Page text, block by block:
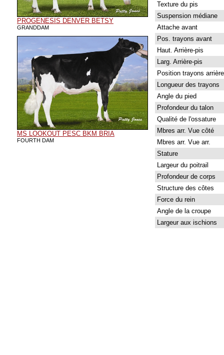
PROGENESIS DENVER BETSY
GRANDDAM
MS LOOKOUT PESC BKM BRIA
FOURTH DAM
Texture du pis
Suspension médiane
Attache avant
Pos. trayons avant
Haut. Arrière-pis
Larg. Arrière-pis
Position trayons arrière
Longueur des trayons
Angle du pied
Profondeur du talon
Qualité de l'ossature
Mbres arr. Vue côté
Mbres arr. Vue arr.
Stature
Largeur du poitrail
Profondeur de corps
Structure des côtes
Force du rein
Angle de la croupe
Largeur aux ischions